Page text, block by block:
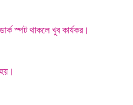
স্পট থাকলে খুব কার্যকর।